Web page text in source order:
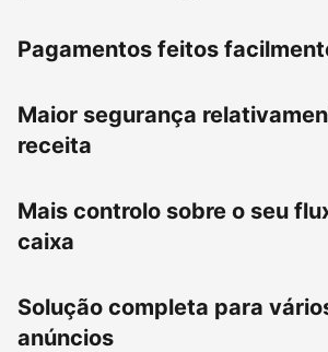
Pagamentos feitos
Maior segurança
receita
Mais controlo sobre o seu
caixa
Solução completa para
anúncios